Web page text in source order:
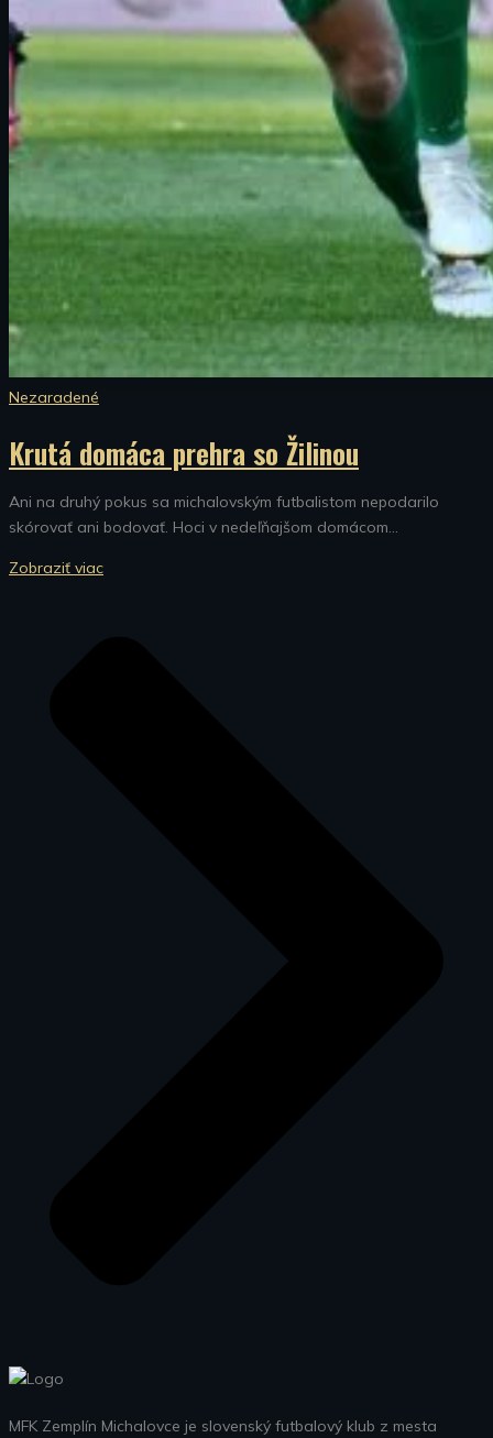
Nezaradené
Krutá domáca prehra so Žilinou
Ani na druhý pokus sa michalovským futbalistom nepodarilo
skórovať ani bodovať. Hoci v nedeľňajšom domácom...
Zobraziť viac
MFK Zemplín Michalovce je slovenský futbalový klub z mesta